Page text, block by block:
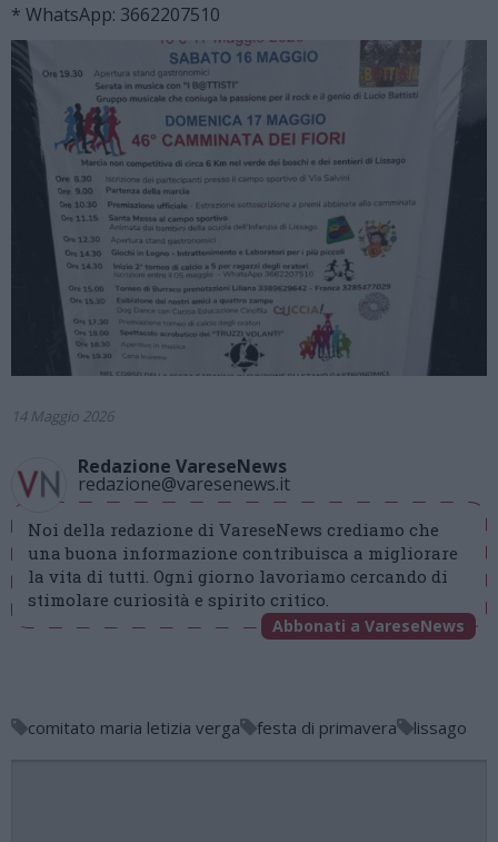
* WhatsApp: 3662207510
14 Maggio 2026
Redazione VareseNews
redazione@varesenews.it
Noi della redazione di VareseNews crediamo che
una buona informazione contribuisca a migliorare
la vita di tutti. Ogni giorno lavoriamo cercando di
stimolare curiosità e spirito critico.
Abbonati a VareseNews
comitato maria letizia verga festa di primavera lissago